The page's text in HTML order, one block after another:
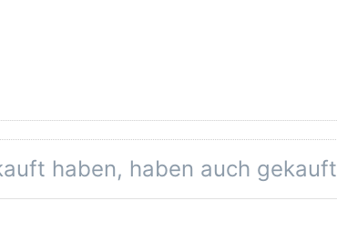
haben, haben auch gekauft